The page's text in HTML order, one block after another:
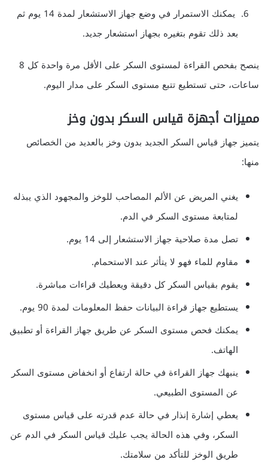
يمكنك الاستمرار في وضع جهاز الاستشعار لمدة 14 يوم ثم
بعد ذلك تقوم بتغيره بجهاز استشعار جديد.
ينصح بفحص القراءة لمستوى السكر على الأقل مرة واحدة كل 8
ساعات، حتى تستطيع تتبع مستوى السكر على مدار اليوم.
مميزات أجهزة قياس السكر بدون وخز
يتميز جهاز قياس السكر الجديد بدون وخز بالعديد من الخصائص
منها:
يغني المريض عن الألم المصاحب للوخز والمجهود الذي يبذله
لمتابعة مستوى السكر في الدم.
تصل مدة صلاحية جهاز الاستشعار إلى 14 يوم.
مقاوم للماء فهو لا يتأثر عند الاستحمام.
يقوم بقياس السكر كل دقيقة ويعطيك قراءات مباشرة.
يستطيع جهاز قراءة البيانات حفظ المعلومات لمدة 90 يوم.
يمكنك فحص مستوى السكر عن طريق جهاز القراءة أو تطبيق
الهاتف.
ينبهك جهاز القراءة في حالة ارتفاع أو انخفاض مستوى السكر
عن المستوى الطبيعي.
يعطي إشارة إنذار في حالة عدم قدرته على قياس مستوى
السكر، وفي هذه الحالة يجب عليك قياس السكر في الدم عن
طريق الوخز للتأكد من سلامتك.